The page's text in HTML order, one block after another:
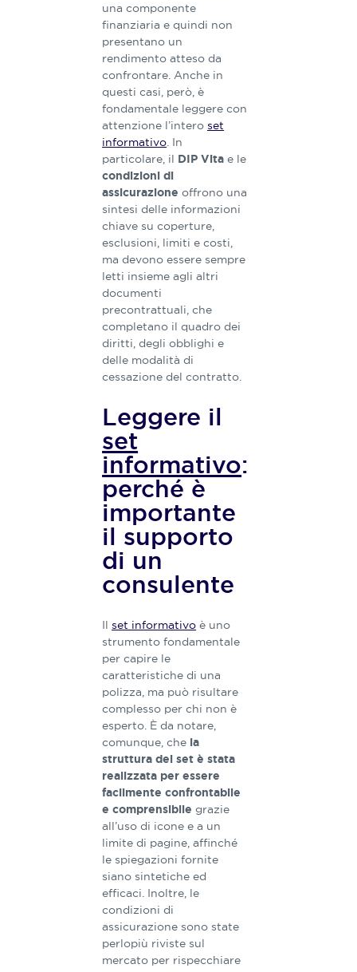
una componente
finanziaria e quindi non
presentano un
rendimento atteso da
confrontare. Anche in
questi casi, però, è
fondamentale leggere con
attenzione l’interoset
informativo. In
particolare, il DIP Vita e le
condizioni di
assicurazione offrono una
sintesi delle informazioni
chiave su coperture,
esclusioni, limiti e costi,
ma devono essere sempre
letti insieme agli altri
documenti
precontrattuali, che
completano il quadro dei
diritti, degli obblighi e
delle modalità di
cessazione del contratto.
Leggere il
set
informativo:
perché è
importante
il supporto
di un
consulente
Ilset informativo è uno
strumento fondamentale
per capire le
caratteristiche di una
polizza, ma può risultare
complesso per chi non è
esperto. È da notare,
comunque, che la
struttura dei set è stata
realizzata per essere
facilmente confrontabile
e comprensibile grazie
all’uso di icone e a un
limite di pagine, affinché
le spiegazioni fornite
siano sintetiche ed
efficaci. Inoltre, le
condizioni di
assicurazione sono state
perlopiù riviste sul
mercato per rispecchiare